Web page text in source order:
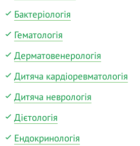
Бактеріологія
Гематологія
Дерматовенерологія
Дитяча кардіоревматологія
Дитяча неврологія
Дієтологія
Ендокринологія